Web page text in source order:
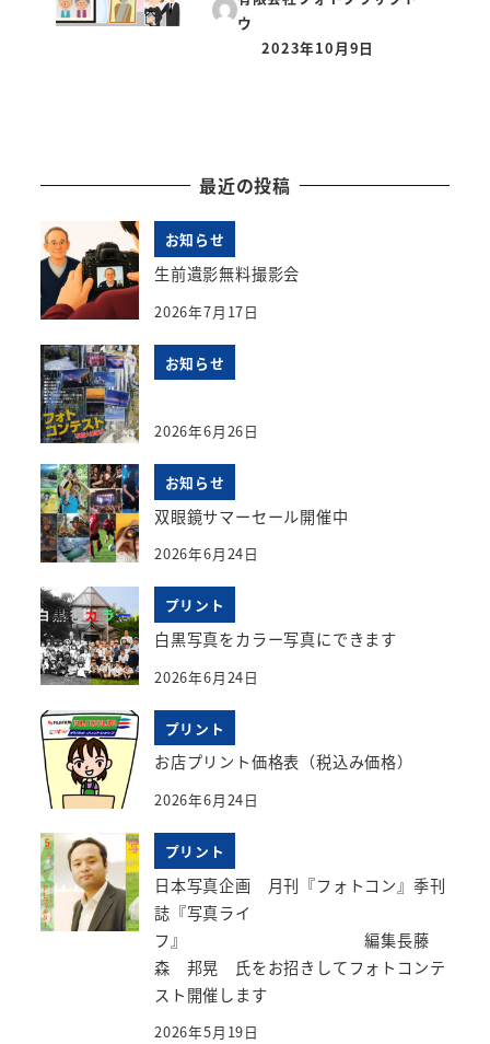
ウ
投稿日
2023年10月9日
最近の投稿
お知らせ
生前遺影無料撮影会
2026年7月17日
お知らせ
2026年6月26日
お知らせ
双眼鏡サマーセール開催中
2026年6月24日
プリント
白黒写真をカラー写真にできます
2026年6月24日
プリント
お店プリント価格表（税込み価格）
2026年6月24日
プリント
日本写真企画 月刊『フォトコン』季刊
誌『写真ライ
フ』 編集長藤
森 邦晃 氏をお招きしてフォトコンテ
スト開催します
2026年5月19日